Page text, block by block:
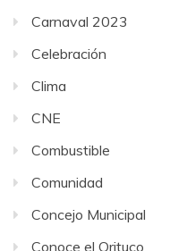
Carnaval 2023
Celebración
Clima
CNE
Combustible
Comunidad
Concejo Municipal
Conoce el Orituco